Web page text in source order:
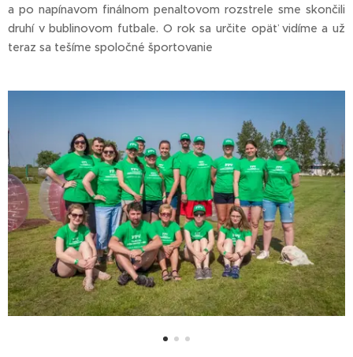
a po napínavom finálnom penaltovom rozstrele sme skončili
druhí v bublinovom futbale. O rok sa určite opäť vidíme a už
teraz sa tešíme spoločné športovanie